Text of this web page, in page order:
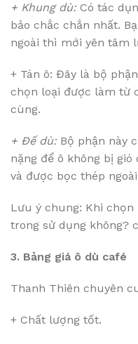
+ Khung dù: Có tác
bảo chắc chắn nhất.
ngoài thì mới yên tâm
+ Tán ô: Đây là bộ
chọn loại được làm từ
cùng.
+ Đế dù: Bộ phận này
nặng để ô không bị
và được bọc thép
Lưu ý chung: Khi
trong sử dụng không?
3. Bảng giá ô dù café
Thanh Thiên chuyên
+ Chất lượng tốt.